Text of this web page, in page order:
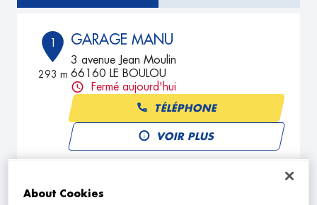
1
293 m
GARAGE MANU
3 avenue Jean Moulin
66160 LE BOULOU
Fermé aujourd'hui
TÉLÉPHONE
VOIR PLUS
2 GARAGE CARRENO
About Cookies